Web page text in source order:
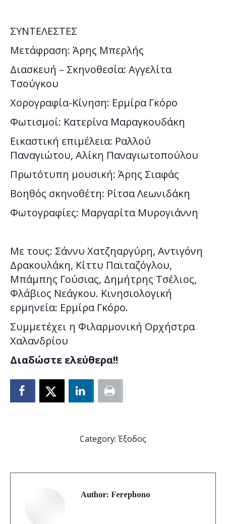
ΣΥΝΤΕΛΕΣΤΕΣ
Μετάφραση: Άρης Μπερλής
Διασκευή – Σκηνοθεσία: Αγγελίτα
Τσούγκου
Χορογραφία-Κίνηση: Ερμίρα Γκόρο
Φωτισμοί: Κατερίνα Μαραγκουδάκη
Εικαστική επιμέλεια: Ραλλού
Παναγιώτου, Αλίκη Παναγιωτοπούλου
Πρωτότυπη μουσική: Άρης Σιαφάς
Βοηθός σκηνοθέτη: Ρίτσα Λεωνιδάκη
Φωτογραφίες: Μαργαρίτα Μυρογιάννη
Με τους: Σάννυ Χατζηαργύρη, Αντιγόνη
Δρακουλάκη, Κίττυ Παϊταζόγλου,
Μπάμπης Γούσιας, Δημήτρης Τσέλιος,
Φλάβιος Νεάγκου. Κινησιολογική
ερμηνεία: Ερμίρα Γκόρο.
Συμμετέχει η Φιλαρμονική Ορχήστρα
Χαλανδρίου
Διαδώστε ελεύθερα!!
Category: Έξοδος
Author: Ferephono